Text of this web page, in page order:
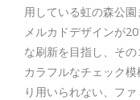
用している虹の森公
メルカドデザインが
な刷新を目指し、その
カラフルなチェック
り用いられない、フ